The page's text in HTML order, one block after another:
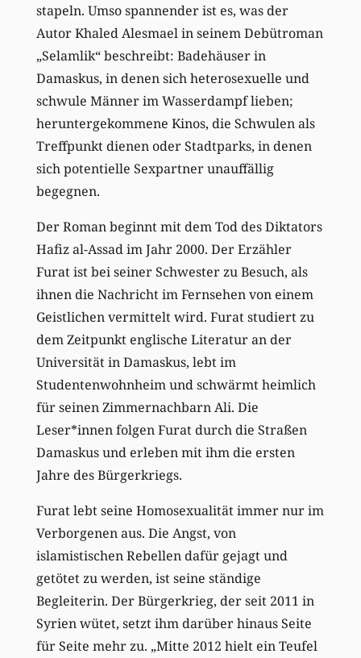
stapeln. Umso spannender ist es, was der
Autor Khaled Alesmael in seinem Debütroman
„Selamlik“ beschreibt: Badehäuser in
Damaskus, in denen sich heterosexuelle und
schwule Männer im Wasserdampf lieben;
heruntergekommene Kinos, die Schwulen als
Treffpunkt dienen oder Stadtparks, in denen
sich potentielle Sexpartner unauffällig
begegnen.
Der Roman beginnt mit dem Tod des Diktators
Hafiz al-Assad im Jahr 2000. Der Erzähler
Furat ist bei seiner Schwester zu Besuch, als
ihnen die Nachricht im Fernsehen von einem
Geistlichen vermittelt wird. Furat studiert zu
dem Zeitpunkt englische Literatur an der
Universität in Damaskus, lebt im
Studentenwohnheim und schwärmt heimlich
für seinen Zimmernachbarn Ali. Die
Leser*innen folgen Furat durch die Straßen
Damaskus und erleben mit ihm die ersten
Jahre des Bürgerkriegs.
Furat lebt seine Homosexualität immer nur im
Verborgenen aus. Die Angst, von
islamistischen Rebellen dafür gejagt und
getötet zu werden, ist seine ständige
Begleiterin. Der Bürgerkrieg, der seit 2011 in
Syrien wütet, setzt ihm darüber hinaus Seite
für Seite mehr zu. „Mitte 2012 hielt ein Teufel